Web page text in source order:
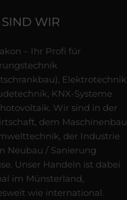
SIND WIR
– Ihr Profi für
Elektrotechnik,
KNX-Systeme
Wir sind in der
dem Maschinenbau,
der Industrie
Neubau / Sanierung
Unser Handeln ist dabei
im Münsterland,
wie international.